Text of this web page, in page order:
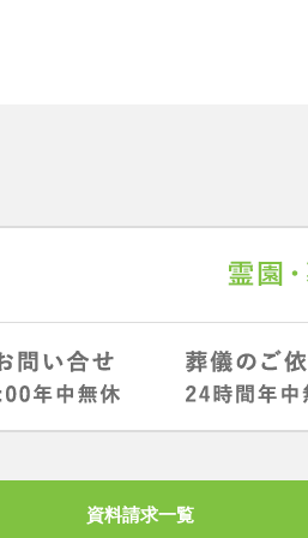
資料請求一覧